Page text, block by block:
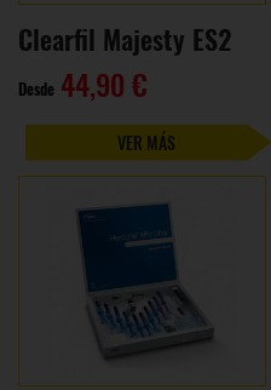
Clearfil Majesty ES2
Desde 44,90 €
VER MÁS